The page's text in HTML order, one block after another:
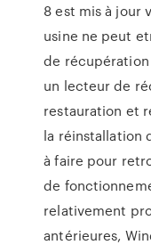
8 est mis à jour
usine ne peut
de
un lecteur de
restauration et
la réinstallation
à faire pour
de
relativement
antérieures,